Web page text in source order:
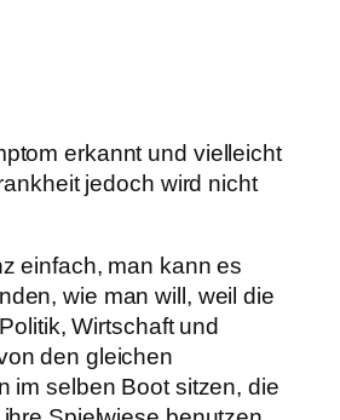
erkannt und vielleicht
jedoch wird nicht
einfach, man kann es
wie man will, weil die
Wirtschaft und
den gleichen
im selben Boot sitzen, die